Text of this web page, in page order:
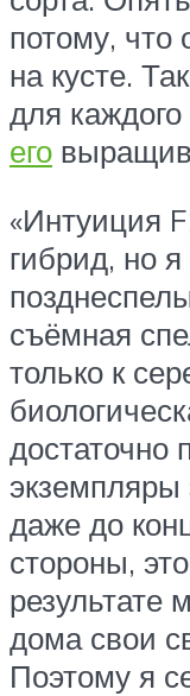
потому, что
на кусте.
для каждого
его
«Интуиция
гибрид, но
съёмная
только к
достаточно
экземпляры
даже до
стороны,
результате
дома свои
Поэтому я